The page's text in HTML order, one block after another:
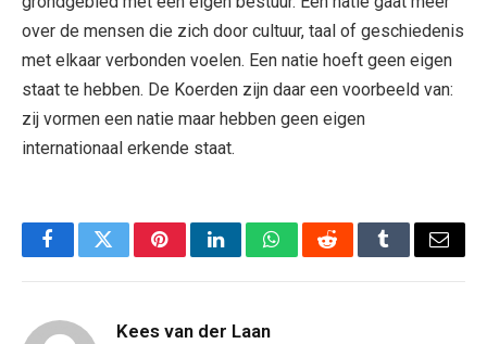
over de mensen die zich door cultuur, taal of geschiedenis
met elkaar verbonden voelen. Een natie hoeft geen eigen
staat te hebben. De Koerden zijn daar een voorbeeld van:
zij vormen een natie maar hebben geen eigen
internationaal erkende staat.
FacebookTwitterPinterestLinkedInWhatsAppRedditTumblrEmail
Kees van der Laan